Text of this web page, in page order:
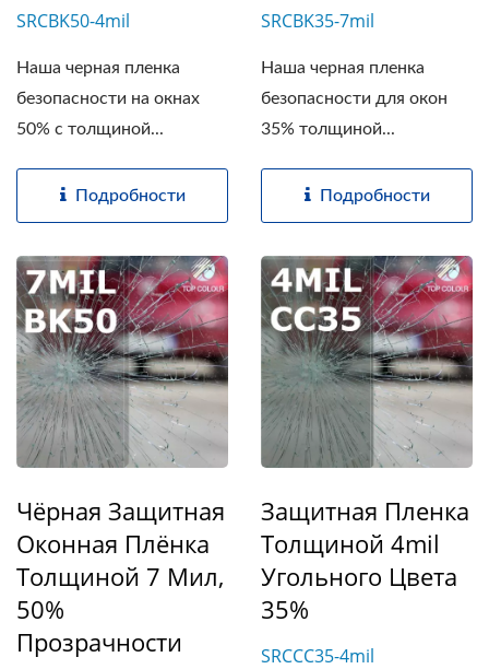
SRCBK50-4mil
Наша черная пленка
безопасности на окнах
50% с толщиной...
Подробности
SRCBK35-7mil
Наша черная пленка
безопасности для окон
35% толщиной...
Подробности
Чёрная Защитная
Оконная Плёнка
Толщиной 7 Мил,
50%
Прозрачности
Защитная Пленка
Толщиной 4mil
Угольного Цвета
35%
SRCCC35-4mil